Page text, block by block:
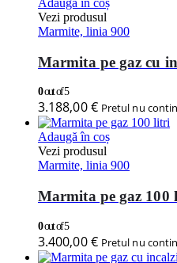
Adaugă în coș
Vezi produsul
Marmite, linia 900
Marmita pe gaz cu
0out of 5
3.188,00€ Pretul nu
Adaugă în coș
Vezi produsul
Marmite, linia 900
Marmita pe gaz 100
0out of 5
3.400,00€ Pretul nu